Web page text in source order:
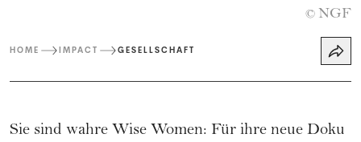
© NGF
HOME IMPACT GESELLSCHAFT
Sie sind wahre Wise Women: Für ihre neue Doku